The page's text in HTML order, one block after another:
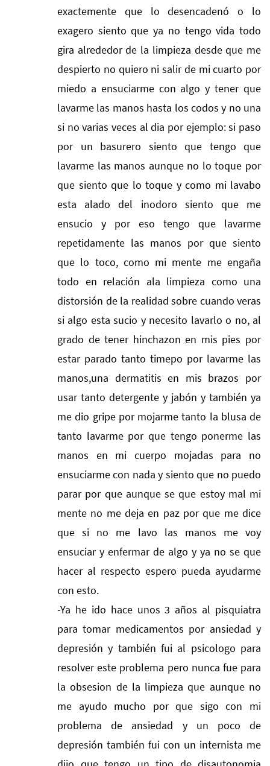
exactemente que lo desencadenó o lo
exagero siento que ya no tengo vida todo
gira alrededor de la limpieza desde que me
despierto no quiero ni salir de mi cuarto por
miedo a ensuciarme con algo y tener que
lavarme las manos hasta los codos y no una
si no varias veces al dia por ejemplo: si paso
por un basurero siento que tengo que
lavarme las manos aunque no lo toque por
que siento que lo toque y como mi lavabo
esta alado del inodoro siento que me
ensucio y por eso tengo que lavarme
repetidamente las manos por que siento
que lo toco, como mi mente me engaña
todo en relación ala limpieza como una
distorsión de la realidad sobre cuando veras
si algo esta sucio y necesito lavarlo o no, al
grado de tener hinchazon en mis pies por
estar parado tanto timepo por lavarme las
manos,una dermatitis en mis brazos por
usar tanto detergente y jabón y también ya
me dio gripe por mojarme tanto la blusa de
tanto lavarme por que tengo ponerme las
manos en mi cuerpo mojadas para no
ensuciarme con nada y siento que no puedo
parar por que aunque se que estoy mal mi
mente no me deja en paz por que me dice
que si no me lavo las manos me voy
ensuciar y enfermar de algo y ya no se que
hacer al respecto espero pueda ayudarme
con esto.
-Ya he ido hace unos 3 años al pisquiatra
para tomar medicamentos por ansiedad y
depresión y también fui al psicologo para
resolver este problema pero nunca fue para
la obsesion de la limpieza que aunque no
me ayudo mucho por que sigo con mi
problema de ansiedad y un poco de
depresión también fui con un internista me